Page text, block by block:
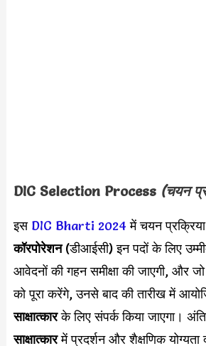
DIC Selection Process (चयन
इस DIC Bharti 2024 में चयन
कॉरपोरेशन(डीआईसी) इन पदों के लिए
आवेदनों की गहन समीक्षा की जाएगी, और
को पूरा करेंगे, उनसे बाद की तारीख में
साक्षात्कारके लिए संपर्क किया जाएगा।
साक्षात्कारमें प्रदर्शन और शैक्षणिक योग्यता